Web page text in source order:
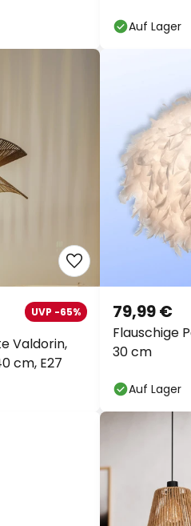
Auf Lager
Valdorin,
cm, E27
UVP -65%
Flauschige
30 cm
79,99 €
Auf Lager